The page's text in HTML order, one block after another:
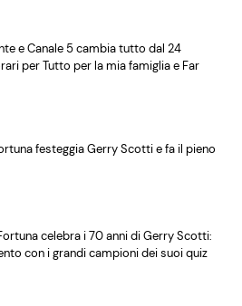
e Canale 5 cambia tutto dal 24
per Tutto per la mia famiglia e Far
festeggia Gerry Scotti e fa il pieno
celebra i 70 anni di Gerry Scotti:
con i grandi campioni dei suoi quiz